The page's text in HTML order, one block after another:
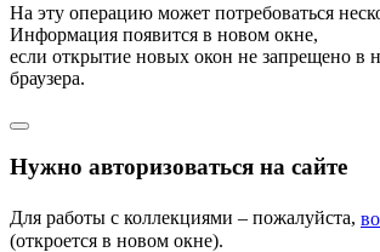
На эту операцию может потребоваться
Информация появится в новом окне,
если открытие новых окон не запрещено в
браузера.
Нужно авторизоваться на сайте
Для работы с коллекциями – пожалуйста,
(откроется в новом окне).